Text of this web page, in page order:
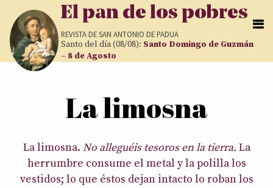
Pasar al contenido principal
El pan de los pobres
REVISTA DESAN ANTONIO DE PADUA
Santo del día (08/08): Santo Domingo de Guzmán
– 8 de Agosto
La limosna
La limosna. No alleguéis tesoros en la tierra.La
herrumbre consume el metal y la polilla los
vestidos; lo que éstos dejan intacto lo roban los